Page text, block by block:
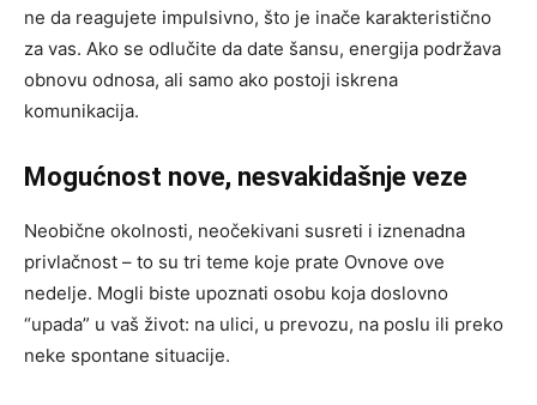
ne da reagujete impulsivno, što je inače karakteristično
za vas. Ako se odlučite da date šansu, energija podržava
obnovu odnosa, ali samo ako postoji iskrena
komunikacija.
Mogućnost nove, nesvakidašnje veze
Neobične okolnosti, neočekivani susreti i iznenadna
privlačnost – to su tri teme koje prate Ovnove ove
nedelje. Mogli biste upoznati osobu koja doslovno
“upada” u vaš život: na ulici, u prevozu, na poslu ili preko
neke spontane situacije.